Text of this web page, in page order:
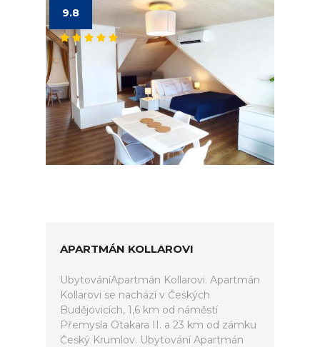
9.8
APARTMÁN KOLLAROVI
UbytováníApartmán Kollarovi. Apartmán
Kollarovi se nachází v Českých
Budějovicích, 1,6 km od náměstí
Přemysla Otakara II. a 23 km od zámku
Český Krumlov. Ubytování Apartmán